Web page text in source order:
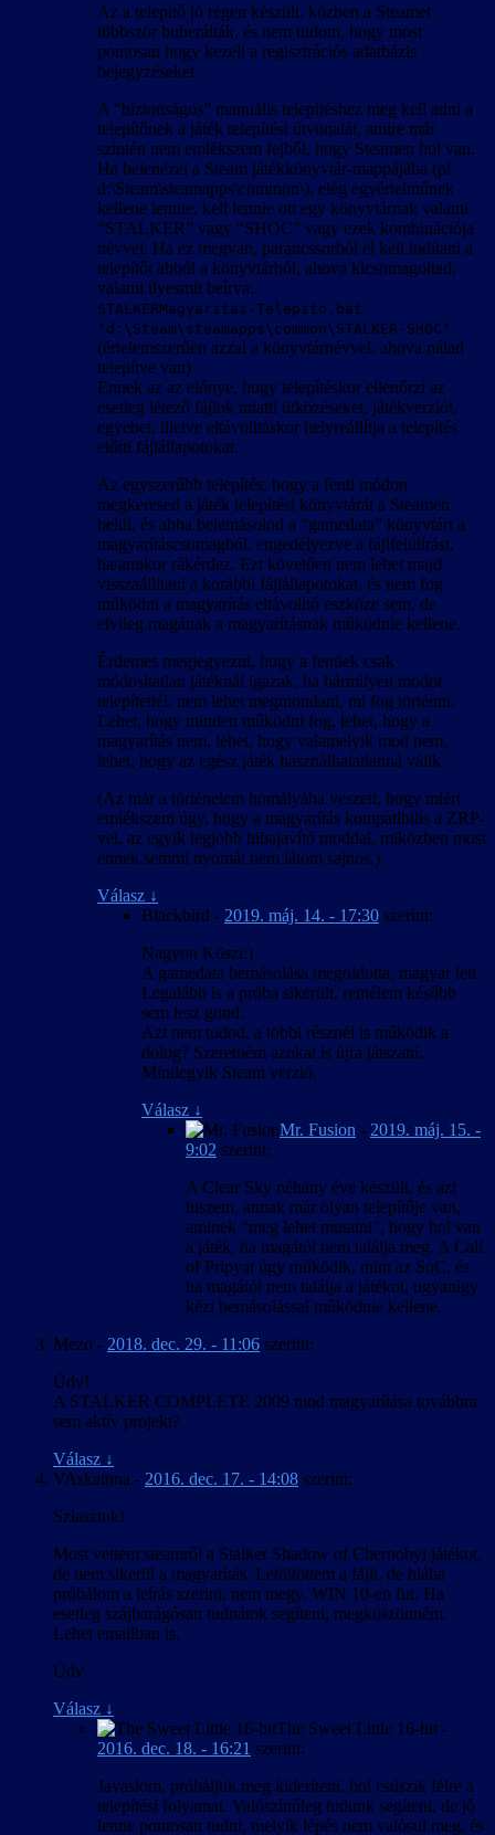
Az a telepítő jó régen készült, közben a Steamet
többször buherálták, és nem tudom, hogy most
pontosan hogy kezeli a regisztrációs adatbázis
bejegyzéseket.
A “biztonságos” manuális telepítéshez meg kell adni a
telepítőnek a játék telepítési útvonalát, amire már
szintén nem emlékszem fejből, hogy Steamen hol van.
Ha belenézel a Steam játékkönyvtár-mappájába (pl.
d:\Steam\steamapps\common\), elég egyértelműnek
kellene lennie, kell lennie ott egy könyvtárnak valami
“STALKER” vagy “SHOC” vagy ezek kombinációja
névvel. Ha ez megvan, parancssorból el kell indítani a
telepítőt abból a könyvtárból, ahova kicsomagoltad,
valami ilyesmit beírva:
STALKERMagyaritas-Telepito.bat
"d:\Steam\steamapps\common\STALKER-SHOC"
(értelemszerűen azzal a könyvtárnévvel, ahova nálad
telepítve van)
Ennek az az előnye, hogy telepítéskor ellenőrzi az
esetleg létező fájlok miatti ütközéseket, játékverziót,
egyebet, illetve eltávolításkor helyreállítja a telepítés
előtti fájlállapotokat.
Az egyszerűbb telepítés, hogy a fenti módon
megkeresed a játék telepítési könyvtárát a Steamen
belül, és abba belemásolod a “gamedata” könyvtárt a
magyarításcsomagból, engedélyezve a fájlfelülírást,
ha/amikor rákérdez. Ezt követően nem lehet majd
visszaállítani a korábbi fájlállapotokat, és nem fog
működni a magyarítás eltávolító eszköze sem, de
elvileg magának a magyarításnak működnie kellene.
Érdemes megjegyezni, hogy a fentiek csak
módosítatlan játéknál igazak, ha bármilyen modot
telepítettél, nem lehet megmondani, mi fog történni.
Lehet, hogy minden működni fog, lehet, hogy a
magyarítás nem, lehet, hogy valamelyik mod nem,
lehet, hogy az egész játék használhatatlanná válik.
(Az már a történelem homályába veszett, hogy miért
emlékszem úgy, hogy a magyarítás kompatibilis a ZRP-
vel, az egyik legjobb hibajavító moddal, miközben most
ennek semmi nyomát nem látom sajnos.)
Válasz ↓
Blackbird - 2019. máj. 14. - 17:30 szerint:
Nagyon Köszi:)
A gamedata bemásolása megoldotta, magyar lett.
Legalább is a próba sikerült, remélem később
sem lesz gond.
Azt nem tudod, a többi résznél is működik a
dolog? Szeretném azokat is újra játszani.
Mindegyik Steam verzió.
Válasz ↓
Mr. Fusion - 2019. máj. 15. -
9:02 szerint:
A Clear Sky néhány éve készült, és azt
hiszem, annak már olyan telepítője van,
aminek “meg lehet mutatni”, hogy hol van
a játék, ha magától nem találja meg. A Call
of Pripyat úgy működik, mint az SoC, és
ha magától nem találja a játékot, ugyanigy
kézi bemásolással működnie kellene.
Mezo - 2018. dec. 29. - 11:06 szerint:
Üdv!
A STALKER COMPLETE 2009 mod magyarítása továbbra
sem aktív projekt?
Válasz ↓
VAskatona - 2016. dec. 17. - 14:08 szerint:
Sziasztok!
Most vettem steamről a Stalker Shadow of Chernobyl játékot,
de nem sikerül a magyarítás. Letöltöttem a fájlt, de hiába
próbálom a leírás szerint, nem megy. WIN 10-en fut. Ha
esetleg szájbarágósan tudnátok segíteni, megköszönném.
Lehet emailban is.
Üdv
Válasz ↓
The Sweet Little 16-bit -
2016. dec. 18. - 16:21 szerint:
Javaslom, próbáljuk meg kideríteni, hol csúszik félre a
telepítési folyamat. Valószínűleg tudunk segíteni, de jó
lenne pontosan tudni, melyik lépés nem valósul meg, és